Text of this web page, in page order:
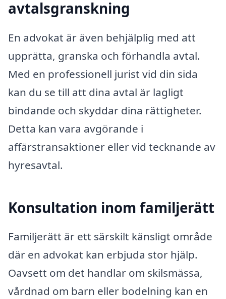
avtalsgranskning
En advokat är även behjälplig med att
upprätta, granska och förhandla avtal.
Med en professionell jurist vid din sida
kan du se till att dina avtal är lagligt
bindande och skyddar dina rättigheter.
Detta kan vara avgörande i
affärstransaktioner eller vid tecknande av
hyresavtal.
Konsultation inom familjerätt
Familjerätt är ett särskilt känsligt område
där en advokat kan erbjuda stor hjälp.
Oavsett om det handlar om skilsmässa,
vårdnad om barn eller bodelning kan en